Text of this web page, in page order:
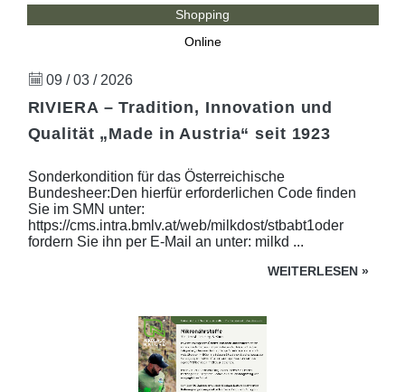
Shopping
Online
09 / 03 / 2026
RIVIERA – Tradition, Innovation und
Qualität „Made in Austria“ seit 1923
Sonderkondition für das Österreichische
Bundesheer:Den hierfür erforderlichen Code finden
Sie im SMN unter:
https://cms.intra.bmlv.at/web/milkdost/stbabt1oder
fordern Sie ihn per E-Mail an unter: milkd ...
WEITERLESEN »